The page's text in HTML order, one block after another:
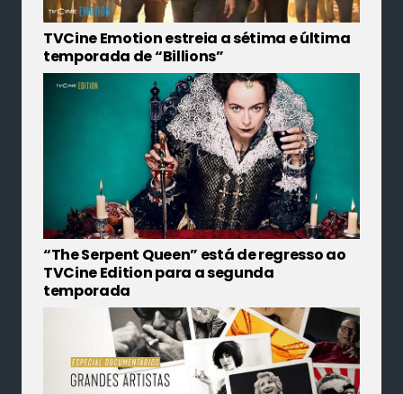
TVCine Emotion estreia a sétima e última
temporada de “Billions”
“The Serpent Queen” está de regresso ao
TVCine Edition para a segunda
temporada